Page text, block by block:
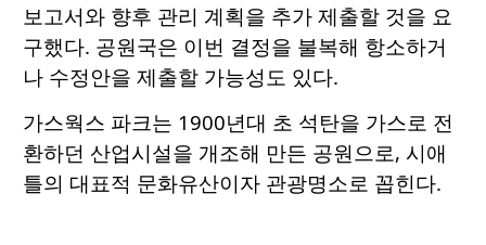
보고서와 향후 관리 계획을 추가 제출할 것을 요
구했다. 공원국은 이번 결정을 불복해 항소하거
나 수정안을 제출할 가능성도 있다.
가스웍스 파크는 1900년대 초 석탄을 가스로 전
환하던 산업시설을 개조해 만든 공원으로, 시애
틀의 대표적 문화유산이자 관광명소로 꼽힌다.